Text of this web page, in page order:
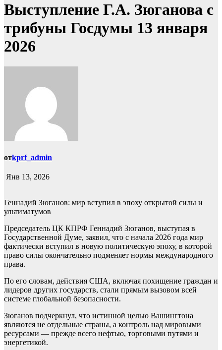
Выступление Г.А. Зюганова с
трибуны Госдумы 13 января
2026
отkprf_admin
Янв 13, 2026
Геннадий Зюганов: мир вступил в эпоху открытой силы и
ультиматумов
Председатель ЦК КПРФ Геннадий Зюганов, выступая в
Государственной Думе, заявил, что с начала 2026 года мир
фактически вступил в новую политическую эпоху, в которой
право силы окончательно подменяет нормы международного
права.
По его словам, действия США, включая похищение граждан и
лидеров других государств, стали прямым вызовом всей
системе глобальной безопасности.
Зюганов подчеркнул, что истинной целью Вашингтона
являются не отдельные страны, а контроль над мировыми
ресурсами — прежде всего нефтью, торговыми путями и
энергетикой.